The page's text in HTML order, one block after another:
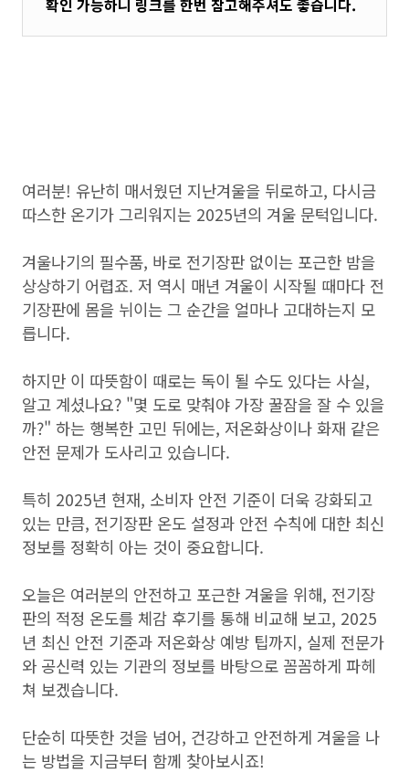
확인 가능하니 링크를 한번 참고해주셔도 좋습니다.
여러분! 유난히 매서웠던 지난겨울을 뒤로하고, 다시금
따스한 온기가 그리워지는 2025년의 겨울 문턱입니다.
겨울나기의 필수품, 바로 전기장판 없이는 포근한 밤을
상상하기 어렵죠. 저 역시 매년 겨울이 시작될 때마다 전
기장판에 몸을 뉘이는 그 순간을 얼마나 고대하는지 모
릅니다.
하지만 이 따뜻함이 때로는 독이 될 수도 있다는 사실,
알고 계셨나요? "몇 도로 맞춰야 가장 꿀잠을 잘 수 있을
까?" 하는 행복한 고민 뒤에는, 저온화상이나 화재 같은
안전 문제가 도사리고 있습니다.
특히 2025년 현재, 소비자 안전 기준이 더욱 강화되고
있는 만큼, 전기장판 온도 설정과 안전 수칙에 대한 최신
정보를 정확히 아는 것이 중요합니다.
오늘은 여러분의 안전하고 포근한 겨울을 위해, 전기장
판의 적정 온도를 체감 후기를 통해 비교해 보고, 2025
년 최신 안전 기준과 저온화상 예방 팁까지, 실제 전문가
와 공신력 있는 기관의 정보를 바탕으로 꼼꼼하게 파헤
쳐 보겠습니다.
단순히 따뜻한 것을 넘어, 건강하고 안전하게 겨울을 나
는 방법을 지금부터 함께 찾아보시죠!